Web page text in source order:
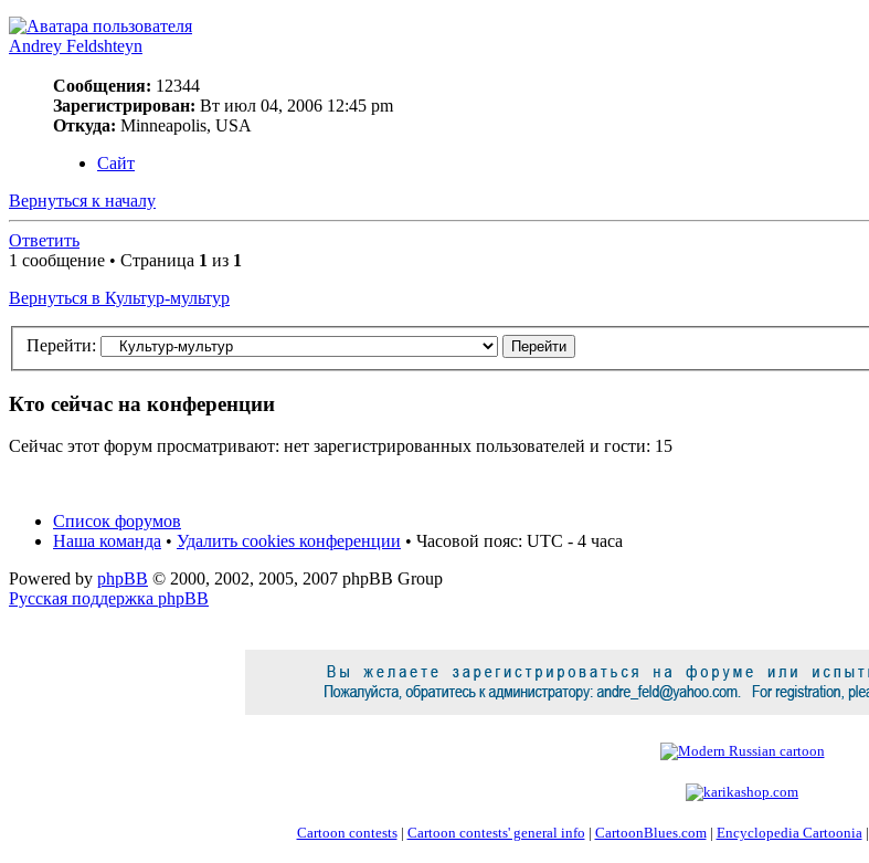
Andrey Feldshteyn
Сообщения: 12344
Зарегистрирован: Вт июл 04, 2006 12:45 pm
Откуда: Minneapolis, USA
Сайт
Вернуться к началу
Ответить
1 сообщение • Страница 1 из 1
Вернуться в Культур-мультур
Перейти:
Кто сейчас на конференции
Сейчас этот форум просматривают: нет зарегистрированных пользователей и гости: 15
Список форумов
Наша команда • Удалить cookies конференции • Часовой пояс: UTC - 4 часа
Powered by phpBB © 2000, 2002, 2005, 2007 phpBB Group
Русская поддержка phpBB
Cartoon contests| Cartoon contests' general info | CartoonBlues.com| Encyclopedia Cartoonia|